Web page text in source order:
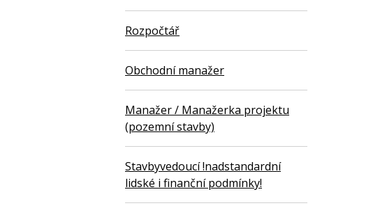
Rozpočtář
Obchodní manažer
Manažer / Manažerka projektu
(pozemní stavby)
Stavbyvedoucí !nadstandardní
lidské i finanční podmínky!